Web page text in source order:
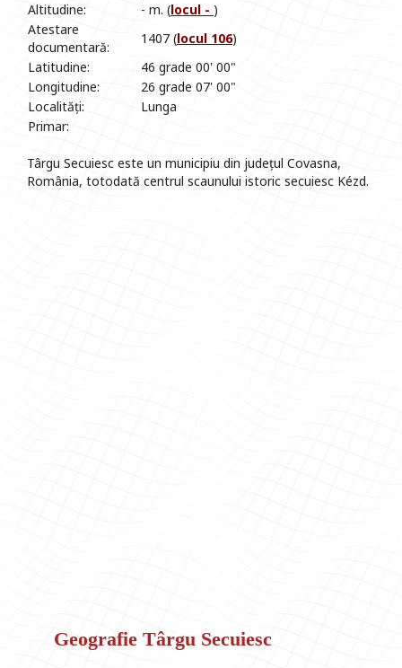
Altitudine:
- m. (locul - )
Atestare
documentară:
1407 (locul 106)
Latitudine:
46 grade 00' 00"
Longitudine:
26 grade 07' 00"
Localități:
Lunga
Primar:
Târgu Secuiesc este un municipiu din județul Covasna,
România, totodată centrul scaunului istoric secuiesc Kézd.
Geografie Târgu Secuiesc